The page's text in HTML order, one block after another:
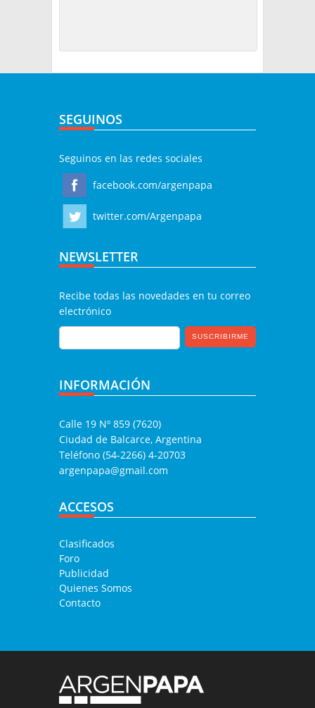
SEGUINOS
Seguinos en las redes sociales
facebook.com/argenpapa
twitter.com/Argenpapa
NEWSLETTER
Recibe todas las novedades en tu correo
electrónico
INFORMACIÓN
Calle 19 Nº 859 (7620)
Ciudad de Balcarce, Argentina
Teléfono (54-2266) 4-20703
argenpapa@gmail.com
ACCESOS
Clasificados
Foro
Publicidad
Quienes Somos
Contacto